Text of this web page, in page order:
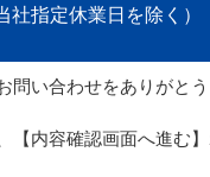
社指定休業日を除く）
問い合わせをありがと
内容確認画面へ進む